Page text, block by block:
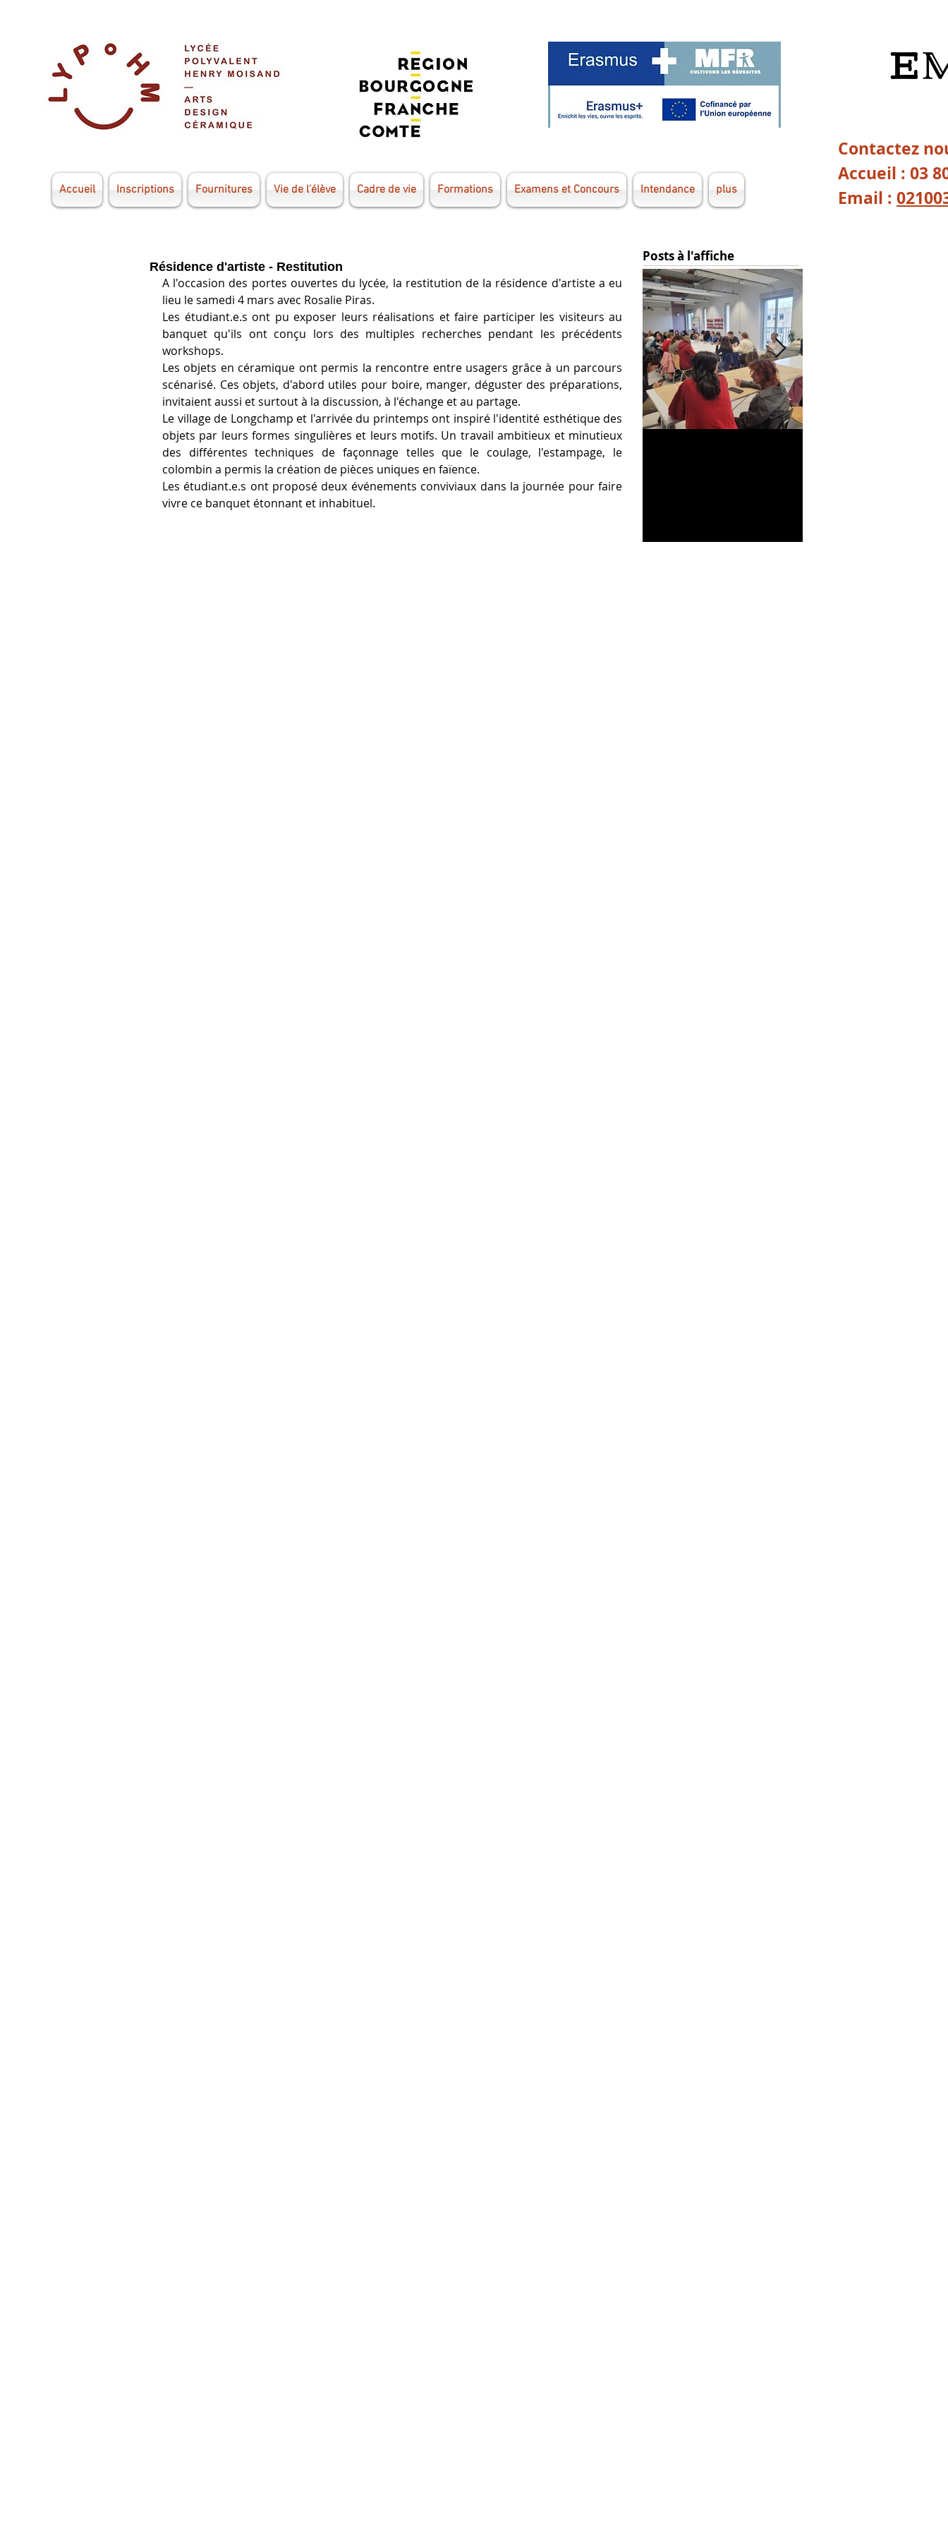
Accueil Inscriptions Fournitures Vie de l'élève Cadre de vie Formations Examens et Concours Intendance plus
Contactez
Accueil : 03
Email :
Résidence d'artiste - Restitution
A l'occasion des portes ouvertes du lycée, la restitution de la résidence d'artiste a eu
lieu le samedi 4 mars avec Rosalie Piras.
Les étudiant.e.s ont pu exposer leurs réalisations et faire participer les visiteurs au
banquet qu'ils ont conçu lors des multiples recherches pendant les précédents
workshops.
Les objets en céramique ont permis la rencontre entre usagers grâce à un parcours
scénarisé. Ces objets, d'abord utiles pour boire, manger, déguster des préparations,
invitaient aussi et surtout à la discussion, à l'échange et au partage.
Le village de Longchamp et l'arrivée du printemps ont inspiré l'identité esthétique des
objets par leurs formes singulières et leurs motifs. Un travail ambitieux et minutieux
des différentes techniques de façonnage telles que le coulage, l'estampage, le
colombin a permis la création de pièces uniques en faïence.
Les étudiant.e.s ont proposé deux événements conviviaux dans la journée pour faire
vivre ce banquet étonnant et inhabituel.
Posts à l'affiche